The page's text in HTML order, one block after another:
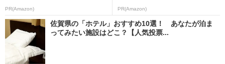
PR(Amazon) PR(Amazon)
佐賀県の「ホテル」おすすめ10選！ あなたが泊ま
ってみたい施設はどこ？【人気投票...